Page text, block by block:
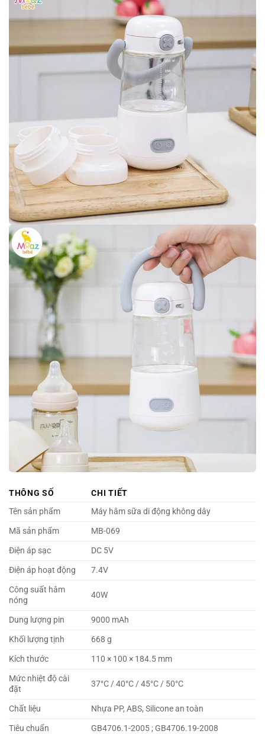
THÔNG SỐ
CHI TIẾT
Tên sản phẩm
Máy hâm sữa di động không dây
Mã sản phẩm
MB-069
Điện áp sạc
DC 5V
Điện áp hoạt động
7.4V
Công suất hâm
nóng
40W
Dung lượng pin
9000 mAh
Khối lượng tịnh
668 g
Kích thước
110 × 100 × 184.5 mm
Mức nhiệt độ cài
đặt
37°C / 40°C / 45°C / 50°C
Chất liệu
Nhựa PP, ABS, Silicone an toàn
Tiêu chuẩn
GB4706.1-2005 ; GB4706.19-2008